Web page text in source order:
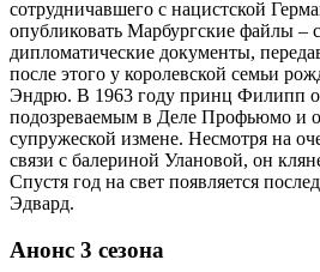
сотрудничавшего с нацистской
опубликовать Марбургские файлы –
дипломатические документы,
после этого у королевской семьи
Эндрю. В 1963 году принц Филипп
подозреваемым в Деле Профьюмо и
супружеской измене. Несмотря на
связи с балериной Улановой, он
Спустя год на свет появляется
Эдвард.
Анонс 3 сезона